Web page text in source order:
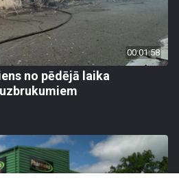
00:01:58
no pēdējā laika